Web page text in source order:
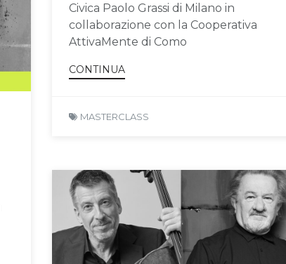
Civica Paolo Grassi di Milano in
collaborazione con la Cooperativa
AttivaMente di Como
CONTINUA
MASTERCLASS